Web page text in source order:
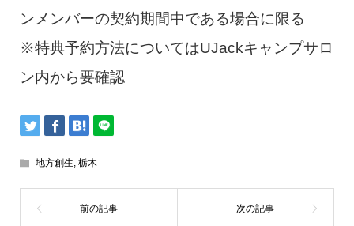
ンメンバーの契約期間中である場合に限る
※特典予約方法についてはUJackキャンプサロ
ン内から要確認
地方創生, 栃木